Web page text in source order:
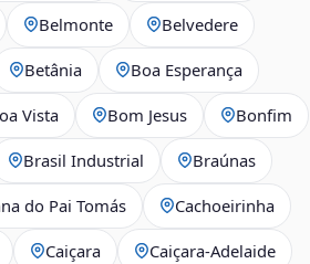
Belmonte Belvedere
Betânia Boa Esperança
Vista Bom Jesus Bonfim
Brasil Industrial Braúnas
do Pai Tomás Cachoeirinha
Caiçara Caiçara-Adelaide